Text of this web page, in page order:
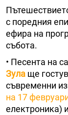
с поредния
ефира на
събота.
• Песента на
Зула ще
съвременни
на 17
електроника) и